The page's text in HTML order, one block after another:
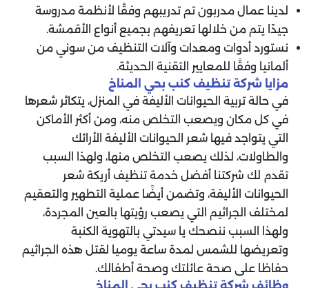
لدينا عمال مدربون تم تدريبهم وفقًا لأنظمة مدروسة
جيدًا يتم من خلالها تعريفهم بجميع أنواع الأقمشة.
نستورد أدوات ومعدات وآلات التنظيف من سوني من
ألمانيا وفقًا للمعايير التقنية الحديثة.
مزايا شركة تنظيف كنب بحي المناخ
في حالة تربية الحيوانات الأليفة في المنزل، يتكاثر شعرها
في كل مكان ويصعب التخلص منه، ومن أكثر الأماكن
التي يتواجد فيها شعر الحيوانات الأليفة الأرائك
والطاولات، لذلك يصعب التخلص منها، ولهذا السبب
تقدم لك شركتنا أفضل خدمة تنظيف أريكة شعر
الحيوانات الأليفة، وتضمن أيضًا عملية التطهير والتعقيم
لمختلف الجراثيم التي يصعب رؤيتها بالعين المجردة،
ولهذا السبب ننصحك يا سيدتي بالتهوية الكنبة
وتعريضها للشمس لمدة ساعة يوميا لقتل هذه الجراثيم
حفاظا على صحة عائلتك وصحة أطفالك.
وظائف شركة تنظيف كنب بحي المناخ